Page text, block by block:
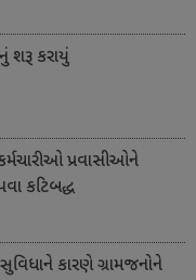
શરૂ કરાયું
પ્રવાસીઓને
કટિબદ્ધ
કારણે ગ્રામજનોને